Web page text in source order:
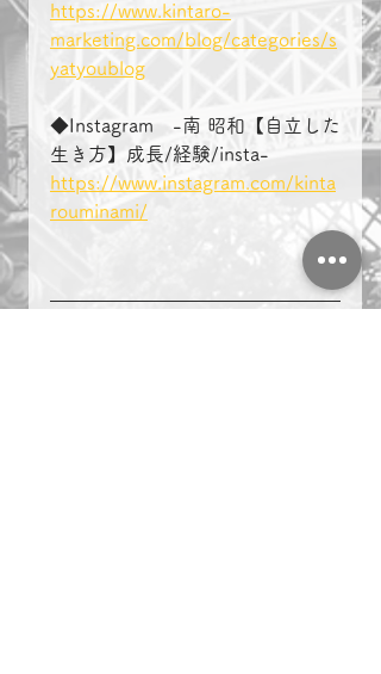
https://www.kintaro-
marketing.com/blog/categories/s
yatyoublog
◆Instagram　-南 昭和【自立した
生き方】成長/経験/insta-
https://www.instagram.com/kinta
rouminami/